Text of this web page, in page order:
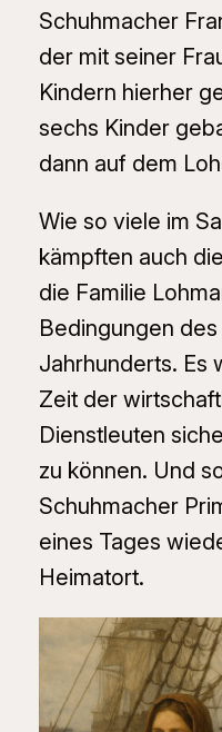
Schuhmacher
der mit seiner
Kindern hierher
sechs Kinder
dann auf dem
Wie so viele im
kämpften auch
die Familie
Bedingungen des
Jahrhunderts. Es
Zeit der
Dienstleuten
zu können. Und
Schuhmacher
eines Tages
Heimatort.